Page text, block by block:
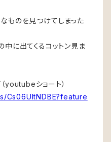
ものを見つけてしまった
中に出てくるコットン見ま
youtubeショート）
Cs06UItNDBE?feature